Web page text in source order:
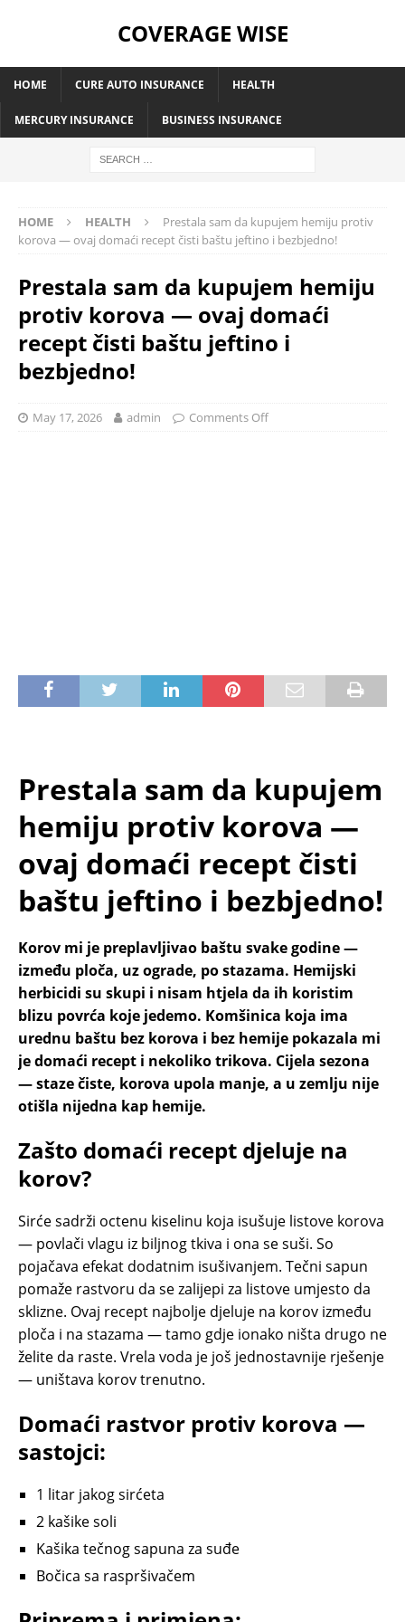
COVERAGE WISE
HOME CURE AUTO INSURANCE HEALTH
MERCURY INSURANCE BUSINESS INSURANCE
HOME HEALTH
Prestala sam da kupujem hemiju protiv
korova — ovaj domaći recept čisti baštu jeftino i bezbjedno!
Prestala sam da kupujem hemiju
protiv korova — ovaj domaći
recept čisti baštu jeftino i
bezbjedno!
May 17, 2026 admin Comments Off
Prestala sam da kupujem
hemiju protiv korova —
ovaj domaći recept čisti
baštu jeftino i bezbjedno!
Korov mi je preplavljivao baštu svake godine —
između ploča, uz ograde, po stazama. Hemijski
herbicidi su skupi i nisam htjela da ih koristim
blizu povrća koje jedemo. Komšinica koja ima
urednu baštu bez korova i bez hemije pokazala mi
je domaći recept i nekoliko trikova. Cijela sezona
— staze čiste, korova upola manje, a u zemlju nije
otišla nijedna kap hemije.
Zašto domaći recept djeluje na
korov?
Sirće sadrži octenu kiselinu koja isušuje listove korova
— povlači vlagu iz biljnog tkiva i ona se suši. So
pojačava efekat dodatnim isušivanjem. Tečni sapun
pomaže rastvoru da se zalijepi za listove umjesto da
sklizne. Ovaj recept najbolje djeluje na korov između
ploča i na stazama — tamo gdje ionako ništa drugo ne
želite da raste. Vrela voda je još jednostavnije rješenje
— uništava korov trenutno.
Domaći rastvor protiv korova —
sastojci:
1 litar jakog sirćeta
2 kašike soli
Kašika tečnog sapuna za suđe
Bočica sa raspršivačem